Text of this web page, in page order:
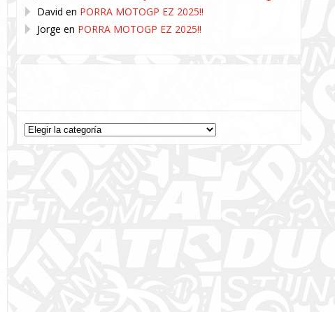
David en PORRA MOTOGP EZ 2025!!
Jorge en PORRA MOTOGP EZ 2025!!
Categorías